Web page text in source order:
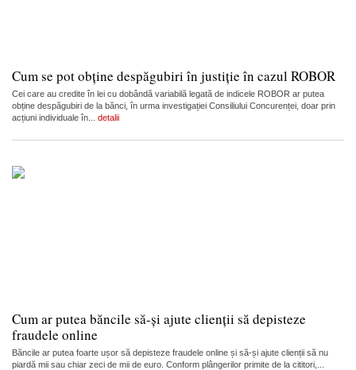
Cum se pot obține despăgubiri în justiție în cazul ROBOR
Cei care au credite în lei cu dobândă variabilă legată de indicele ROBOR ar putea
obține despăgubiri de la bănci, în urma investigației Consiliului Concurenței, doar prin
acțiuni individuale în... detalii
Cum ar putea băncile să-și ajute clienții să depisteze
fraudele online
Băncile ar putea foarte ușor să depisteze fraudele online și să-și ajute clienții să nu
piardă mii sau chiar zeci de mii de euro. Conform plângerilor primite de la cititori,...